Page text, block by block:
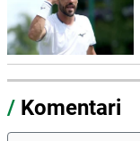
/ Komentari